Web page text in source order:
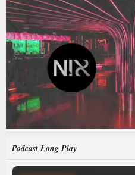
Podcast Long Play